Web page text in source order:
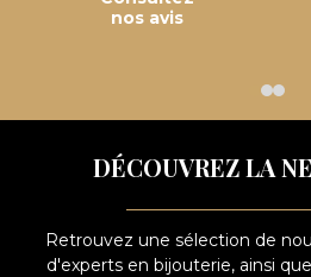
nos avis
DÉCOUVREZ LA
Retrouvez une sélection de
d'experts en bijouterie, ainsi